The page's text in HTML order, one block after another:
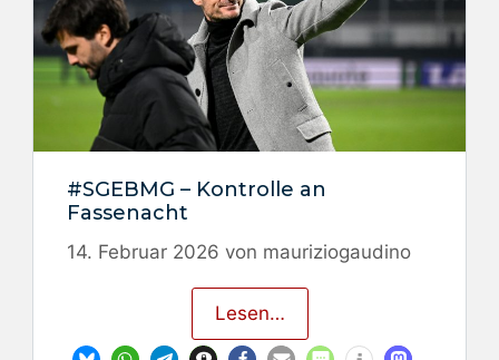
#SGEBMG – Kontrolle an
Fassenacht
14. Februar 2026 von mauriziogaudino
Lesen…